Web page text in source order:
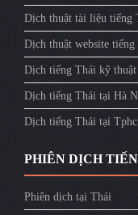
Dịch thuật tài liệu tiếng
Dịch thuật website tiếng
Dịch tiếng Thái kỹ thuật
Dịch tiếng Thái tại Hà
Dịch tiếng Thái tại
PHIÊN DỊCH
Phiên dịch tại Thái